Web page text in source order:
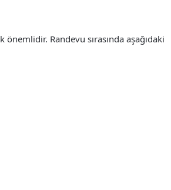
Randevu sırasında aşağıdaki